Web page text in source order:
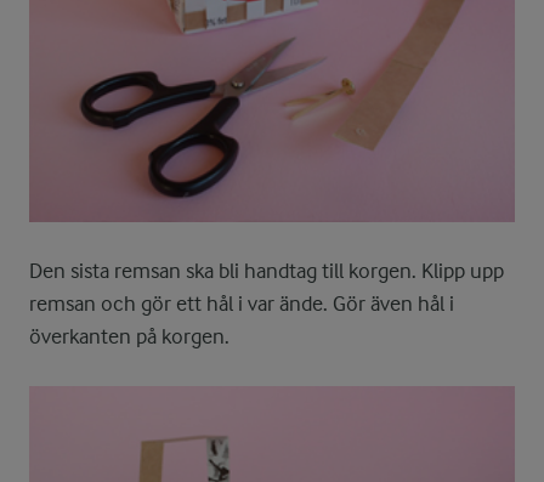
Den sista remsan ska bli handtag till korgen. Klipp upp
remsan och gör ett hål i var ände. Gör även hål i
överkanten på korgen.